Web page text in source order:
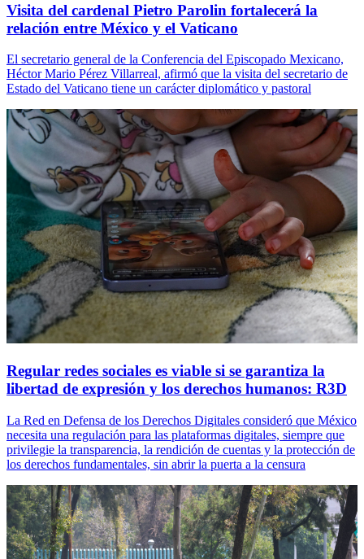
Visita del cardenal Pietro Parolin fortalecerá la
relación entre México y el Vaticano
El secretario general de la Conferencia del Episcopado Mexicano,
Héctor Mario Pérez Villarreal, afirmó que la visita del secretario de
Estado del Vaticano tiene un carácter diplomático y pastoral
Regular redes sociales es viable si se garantiza la
libertad de expresión y los derechos humanos: R3D
La Red en Defensa de los Derechos Digitales consideró que México
necesita una regulación para las plataformas digitales, siempre que
privilegie la transparencia, la rendición de cuentas y la protección de
los derechos fundamentales, sin abrir la puerta a la censura